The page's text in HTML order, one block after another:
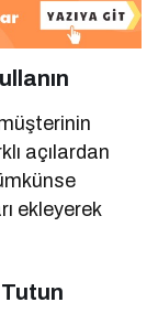
açılardan
ekleyerek